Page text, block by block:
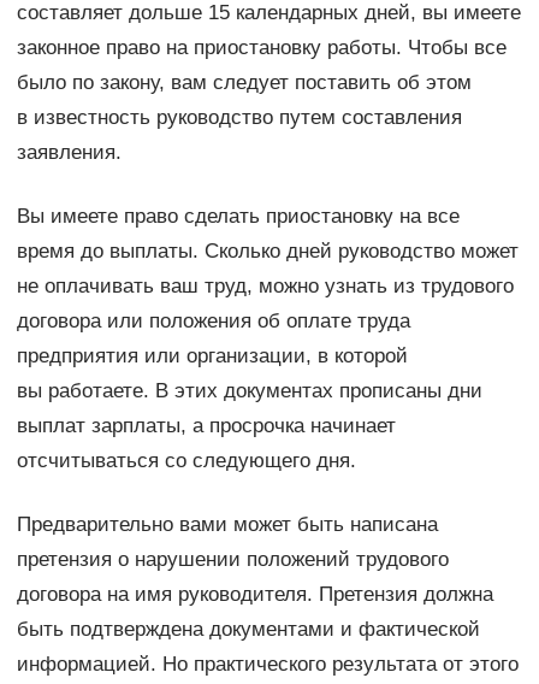
составляет дольше 15 календарных дней, вы имеете
законное право на приостановку работы. Чтобы все
было по закону, вам следует поставить об этом
в известность руководство путем составления
заявления.
Вы имеете право сделать приостановку на все
время до выплаты. Сколько дней руководство может
не оплачивать ваш труд, можно узнать из трудового
договора или положения об оплате труда
предприятия или организации, в которой
вы работаете. В этих документах прописаны дни
выплат зарплаты, а просрочка начинает
отсчитываться со следующего дня.
Предварительно вами может быть написана
претензия о нарушении положений трудового
договора на имя руководителя. Претензия должна
быть подтверждена документами и фактической
информацией. Но практического результата от этого